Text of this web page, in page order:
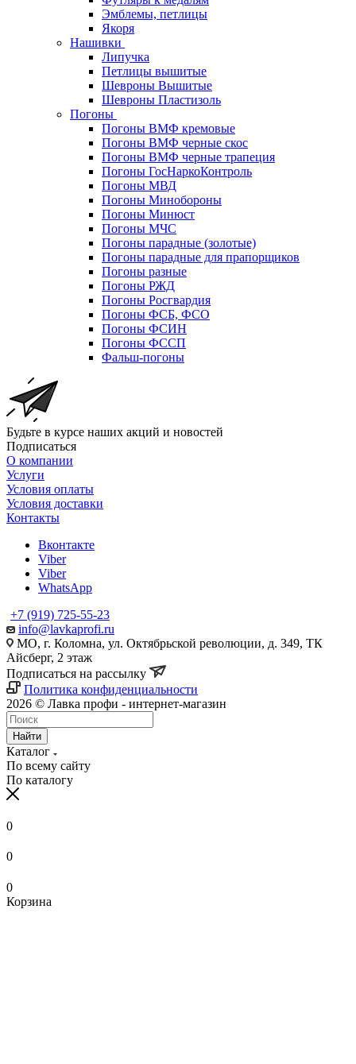
Эмблемы, петлицы
Якоря
Нашивки
Липучка
Петлицы вышитые
Шевроны Вышитые
Шевроны Пластизоль
Погоны
Погоны ВМФ кремовые
Погоны ВМФ черные скос
Погоны ВМФ черные трапеция
Погоны ГосНаркоКонтроль
Погоны МВД
Погоны Минобороны
Погоны Минюст
Погоны МЧС
Погоны парадные (золотые)
Погоны парадные для прапорщиков
Погоны разные
Погоны РЖД
Погоны Росгвардия
Погоны ФСБ, ФСО
Погоны ФСИН
Погоны ФССП
Фальш-погоны
Будьте в курсе наших акций и новостей
Подписаться
О компании
Услуги
Условия оплаты
Условия доставки
Контакты
Вконтакте
Viber
Viber
WhatsApp
+7 (919) 725-55-23
info@lavkaprofi.ru
МО, г. Коломна, ул. Октябрьской революции, д. 349, ТК
Айсберг, 2 этаж
Подписаться на рассылку
Политика конфиденциальности
2026 © Лавка профи - интернет-магазин
Найти
Каталог
По всему сайту
По каталогу
0
0
0
Корзина